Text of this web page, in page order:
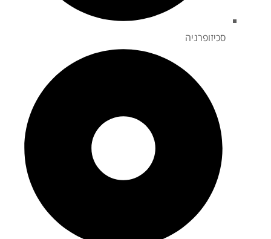
סכיזופרניה